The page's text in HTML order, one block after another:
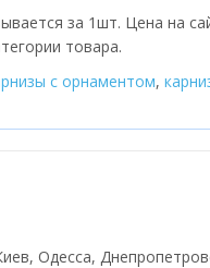
за 1шт. Цена на
товара.
с орнаментом,
Одесса,